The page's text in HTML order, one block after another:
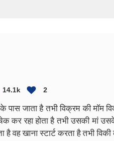
14.1k 2
जाता है तभी विक्रम की मॉम
कर रहा होता है तभी उसकी मां
वह खाना स्टार्ट करता है तभी